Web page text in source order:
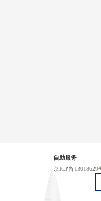
自助服务
京ICP备13018629